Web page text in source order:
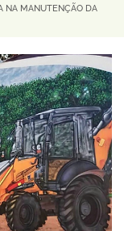
NA MANUTENÇÃO DA